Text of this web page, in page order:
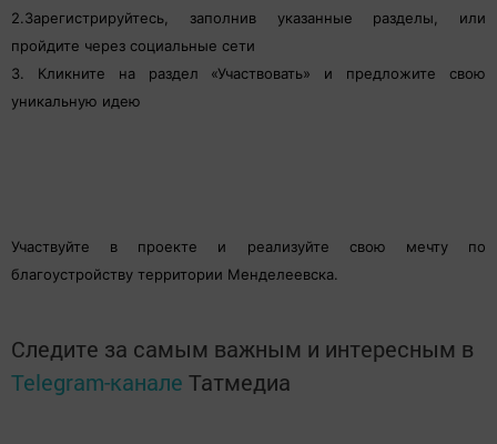
2.Зарегистрируйтесь, заполнив указанные разделы, или
пройдите через социальные сети
3. Кликните на раздел «Участвовать» и предложите свою
уникальную идею
Участвуйте в проекте и реализуйте свою мечту по
благоустройству территории Менделеевска.
Следите за самым важным и интересным в
Telegram-канале Татмедиа